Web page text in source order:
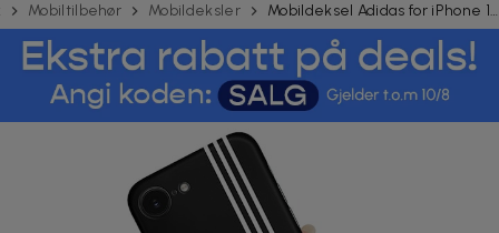
Mobiltilbehør Mobildeksler Mobildeksel Adidas for iPhone 16e